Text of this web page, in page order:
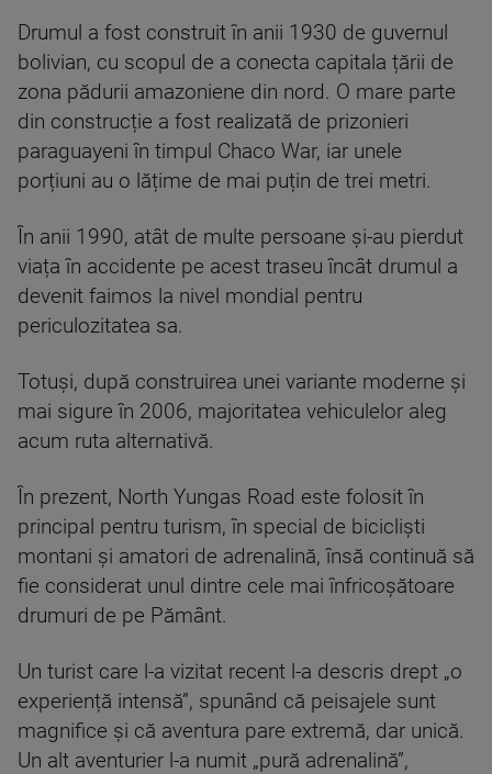
Drumul a fost construit în anii 1930 de guvernul
bolivian, cu scopul de a conecta capitala țării de
zona pădurii amazoniene din nord. O mare parte
din construcție a fost realizată de prizonieri
paraguayeni în timpul Chaco War, iar unele
porțiuni au o lățime de mai puțin de trei metri.
În anii 1990, atât de multe persoane și-au pierdut
viața în accidente pe acest traseu încât drumul a
devenit faimos la nivel mondial pentru
periculozitatea sa.
Totuși, după construirea unei variante moderne și
mai sigure în 2006, majoritatea vehiculelor aleg
acum ruta alternativă.
În prezent, North Yungas Road este folosit în
principal pentru turism, în special de bicicliști
montani și amatori de adrenalină, însă continuă să
fie considerat unul dintre cele mai înfricoșătoare
drumuri de pe Pământ.
Un turist care l-a vizitat recent l-a descris drept „o
experiență intensă”, spunând că peisajele sunt
magnifice și că aventura pare extremă, dar unică.
Un alt aventurier l-a numit „pură adrenalină”,